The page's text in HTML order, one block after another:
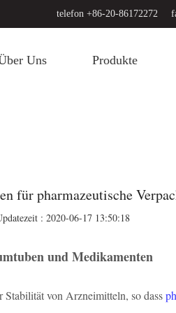
telefon +86-20-86172272
Uns Produkte
für pharmazeutische
: 2020-06-17 13:50:18
und Medikamenten
Stabilität von Arzneimitteln, so dass